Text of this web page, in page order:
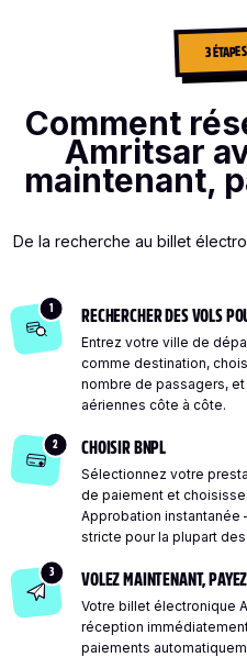
3
Comment
Amritsar
maintenant,
De la recherche au billet
1 RECHERCHER DES VOLS
Entrez votre ville de
comme destination,
nombre de passagers,
aériennes côte à côte.
2 CHOISIR BNPL
Sélectionnez votre
de paiement et
Approbation
stricte pour la plupart
3 VOLEZ MAINTENANT,
Votre billet électronique
réception
paiements